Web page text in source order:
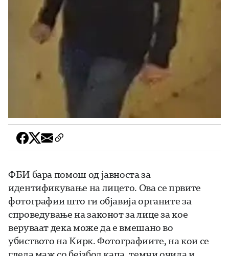
ФБИ бара помош од јавноста за
идентификување на лицето. Ова се првите
фотографии што ги објавија органите за
спроведување на законот за лице за кое
веруваат дека може да е вмешано во
убиството на Кирк. Фотографиите, на кои се